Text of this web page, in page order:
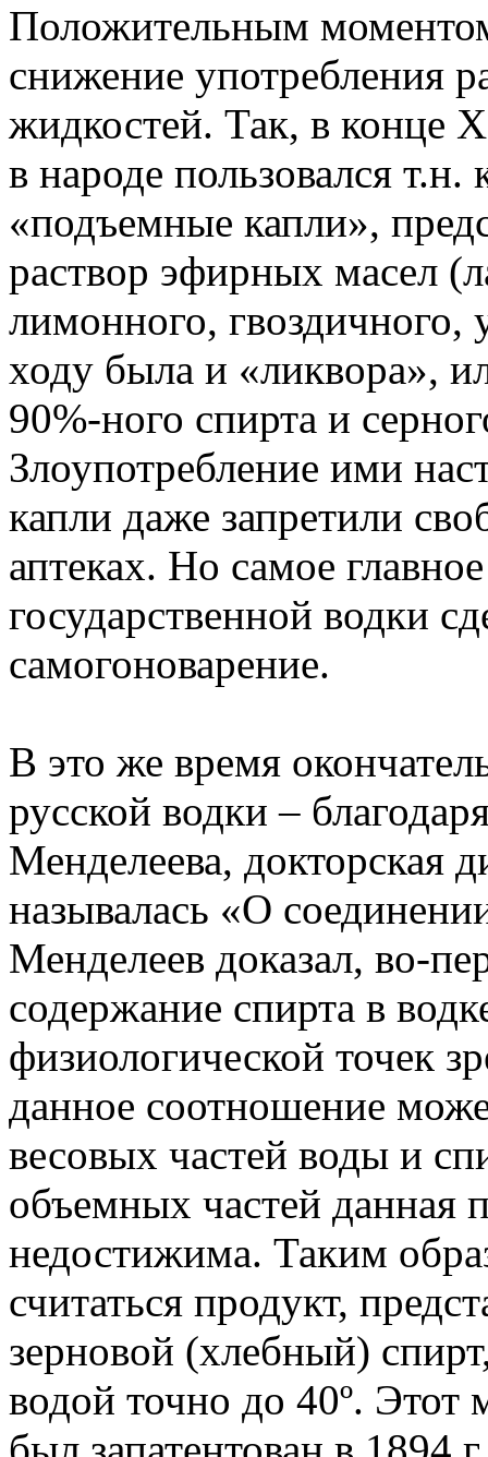
Положительным
снижение употребления
жидкостей. Так, в конце
в народе пользовался
«подъемные капли»,
раствор эфирных масел
лимонного,
ходу была и «ликвора»,
90%-ного спирта и
Злоупотребление ими
капли даже запретили
аптеках. Но самое
государственной водки
самогоноварение.
В это же время
русской водки –
Менделеева, докторская
называлась «О
Менделеев доказал, во-
содержание спирта в
физиологической точек
данное соотношение
весовых частей воды и
объемных частей данная
недостижима. Таким
считаться продукт,
зерновой (хлебный)
водой точно до 40º. Этот